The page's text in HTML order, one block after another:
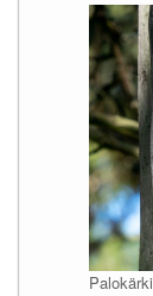
Palokärki